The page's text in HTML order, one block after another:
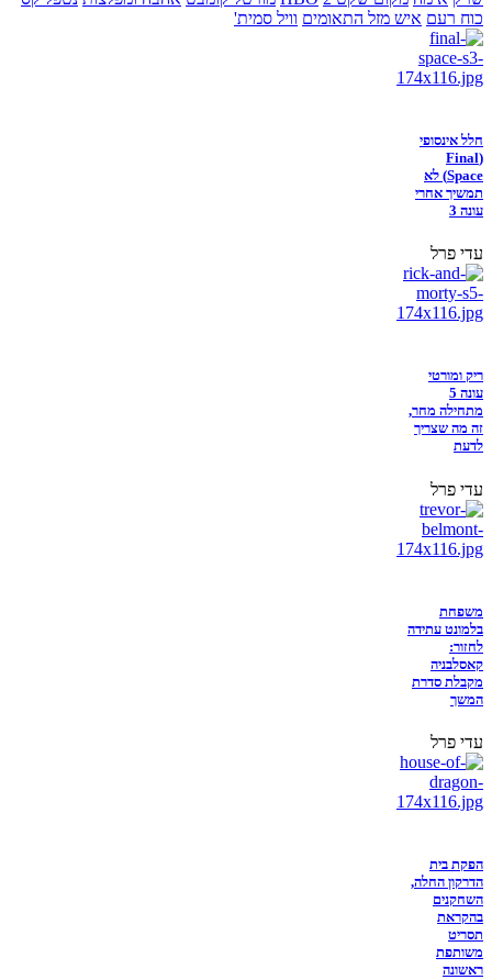
כוח רעם איש מזל התאומים וויל סמית'
חלל אינסופי
(Final
Space) לא
תמשיך אחרי
עונה 3
עדי פרל
ריק ומורטי
עונה 5
מתחילה מחר,
זה מה שצריך
לדעת
עדי פרל
משפחת
בלמונט עתידה
לחזור:
קאסלבניה
מקבלת סדרת
המשך
עדי פרל
הפקת בית
הדרקון החלה,
השחקנים
בהקראת
תסריט
משותפת
ראשונה